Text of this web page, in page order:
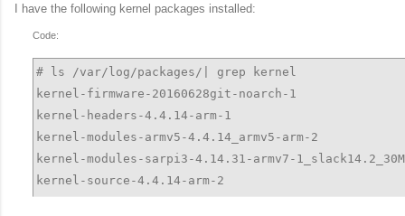
|__ Port 1: Dev 5, If 0, Class=Human
|__ Port 4: Dev 7, If 0, Class=Human
# ifconfig wlan0 up
wlan0: ERROR while getting interface flags: No
# ifconfig wlan1 up
wlan1: ERROR while getting interface flags: No
I have the following kernel packages installed:
Code:
# ls /var/log/packages/| grep kernel
kernel-firmware-20160628git-noarch-1
kernel-headers-4.4.14-arm-1
kernel-modules-armv5-4.4.14_armv5-arm-2
kernel-modules-sarpi3-4.14.31-armv7-
kernel-source-4.4.14-arm-2